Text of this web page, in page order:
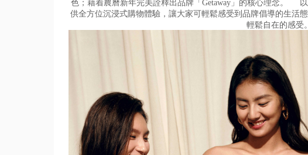
色；藉着農曆新年完美詮釋出品牌「 Getaway」的核心理念。 以
供全方位沉浸式購物體驗， 讓大家可輕鬆感受到品牌倡導的生活
輕鬆自在的感受。